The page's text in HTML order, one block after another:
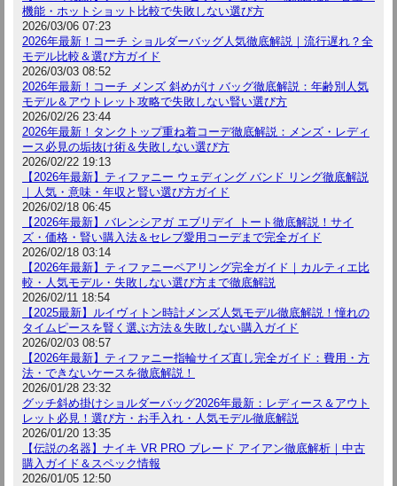
機能・ホットショット比較で失敗しない選び方
2026/03/06 07:23
2026年最新！コーチ ショルダーバッグ人気徹底解説｜流行遅れ？全
モデル比較＆選び方ガイド
2026/03/03 08:52
2026年最新！コーチ メンズ 斜めがけ バッグ徹底解説：年齢別人気
モデル＆アウトレット攻略で失敗しない賢い選び方
2026/02/26 23:44
2026年最新！タンクトップ重ね着コーデ徹底解説：メンズ・レディ
ース必見の垢抜け術＆失敗しない選び方
2026/02/22 19:13
【2026年最新】ティファニー ウェディング バンド リング徹底解説
｜人気・意味・年収と賢い選び方ガイド
2026/02/18 06:45
【2026年最新】バレンシアガ エブリデイ トート徹底解説！サイ
ズ・価格・賢い購入法＆セレブ愛用コーデまで完全ガイド
2026/02/18 03:14
【2026年最新】ティファニーペアリング完全ガイド｜カルティエ比
較・人気モデル・失敗しない選び方まで徹底解説
2026/02/11 18:54
【2025最新】ルイヴィトン時計メンズ人気モデル徹底解説！憧れの
タイムピースを賢く選ぶ方法＆失敗しない購入ガイド
2026/02/03 08:57
【2026年最新】ティファニー指輪サイズ直し完全ガイド：費用・方
法・できないケースを徹底解説！
2026/01/28 23:32
グッチ斜め掛けショルダーバッグ2026年最新：レディース＆アウト
レット必見！選び方・お手入れ・人気モデル徹底解説
2026/01/20 13:35
【伝説の名器】ナイキ VR PRO ブレード アイアン徹底解析｜中古
購入ガイド＆スペック情報
2026/01/05 12:50